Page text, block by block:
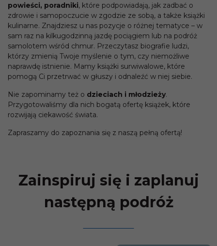
powieści, poradniki, które podpowiadają, jak zadbać o
zdrowie i samopoczucie w zgodzie ze sobą, a także książki
kulinarne. Znajdziesz u nas pozycje o różnej tematyce – w
sam raz na kilkugodzinną jazdę pociągiem lub na podróż
samolotem wśród chmur. Przeczytasz biografie ludzi,
którzy zmienią Twoje myślenie o tym, czy niemożliwe
naprawdę istnienie. Mamy książki surwiwalowe, które
pomogą Ci przetrwać w głuszy i odnaleźć w niej siebie.
Nie zapominamy też o dzieciach i młodzieży.
Przygotowaliśmy dla nich bogatą ofertę książek, które
rozwijają ciekawość świata.
Zapraszamy do zapoznania się z naszą pełną ofertą!
Zainspiruj się i zaplanuj
następną podróż